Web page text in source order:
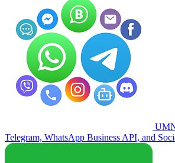
Telegram, WhatsApp Business API, and